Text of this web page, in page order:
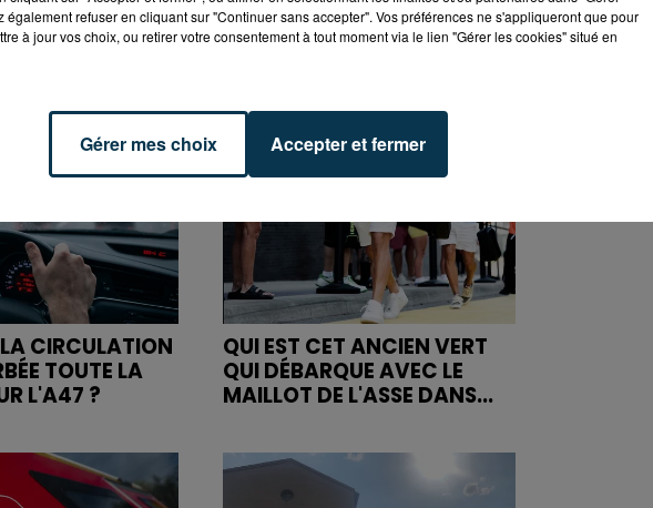
CIRCULATION
TOUTE LA
L'A47 ?
QUI EST CET ANCIEN VERT
QUI DÉBARQUE AVEC LE
MAILLOT DE L'ASSE DANS...
également refuser en cliquant sur "Continuer sans accepter". Vos préférences ne s'appliqueront que pour
à jour vos choix, ou retirer votre consentement à tout moment via le lien "Gérer les cookies" situé en
Gérer mes choix Accepter et fermer